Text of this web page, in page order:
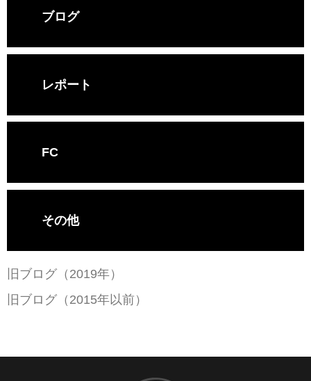
ブログ
レポート
FC
その他
旧ブログ（2019年）
旧ブログ（2015年以前）